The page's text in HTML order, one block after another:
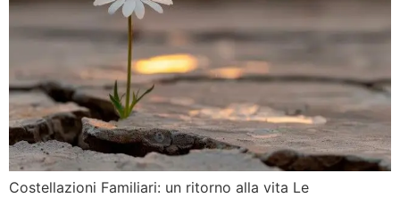
Costellazioni Familiari: un ritorno alla vita Le